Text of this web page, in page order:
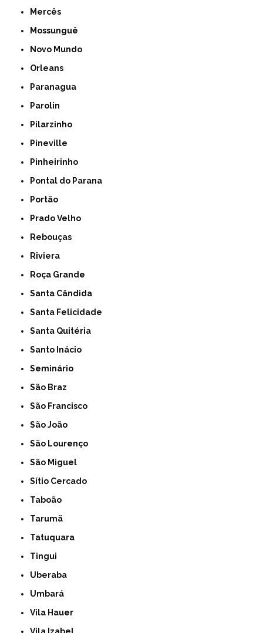
Mercês
Mossunguê
Novo Mundo
Orleans
Paranagua
Parolin
Pilarzinho
Pineville
Pinheirinho
Pontal do Parana
Portão
Prado Velho
Rebouças
Riviera
Roça Grande
Santa Cândida
Santa Felicidade
Santa Quitéria
Santo Inácio
Seminário
São Braz
São Francisco
São João
São Lourenço
São Miguel
Sítio Cercado
Taboão
Tarumã
Tatuquara
Tingui
Uberaba
Umbará
Vila Hauer